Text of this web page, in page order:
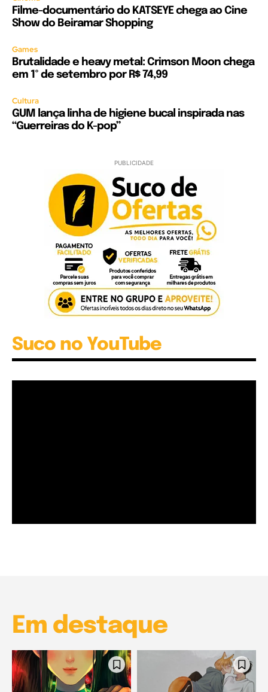
Filme-documentário do KATSEYE chega ao Cine
Show do Beiramar Shopping
Games
Brutalidade e heavy metal: Crimson Moon chega
em 1º de setembro por R$ 74,99
Cultura
GUM lança linha de higiene bucal inspirada nas
“Guerreiras do K-pop”
PUBLICIDADE
Suco no YouTube
Em destaque